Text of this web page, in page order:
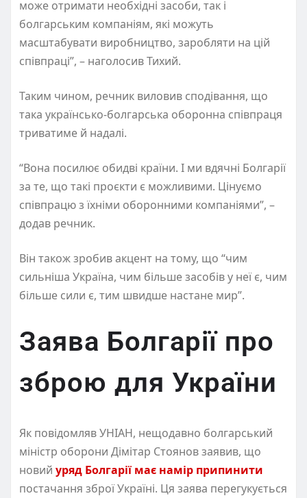
може отримати необхідні засоби, так і
болгарським компаніям, які можуть
масштабувати виробництво, заробляти на цій
співпраці”, – наголосив Тихий.
Таким чином, речник виловив сподівання, що
така українсько-болгарська оборонна співпраця
триватиме й надалі.
“Вона посилює обидві країни. І ми вдячні Болгарії
за те, що такі проєкти є можливими. Цінуємо
співпрацю з їхніми оборонними компаніями”, –
додав речник.
Він також зробив акцент на тому, що “чим
сильніша Україна, чим більше засобів у неї є, чим
більше сили є, тим швидше настане мир”.
Заява Болгарії про
зброю для України
Як повідомляв УНІАН, нещодавно болгарський
міністр оборони Дімітар Стоянов заявив, що
новий уряд Болгарії має намір припинити
постачання зброї Україні. Ця заява перегукується